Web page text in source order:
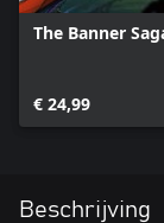
The Banner
€ 24,99
Beschrijving